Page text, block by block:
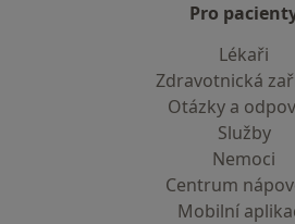
Pro
Lékaři
Zdravotnická
Otázky a
Služby
Nemoci
Centrum
Mobilní